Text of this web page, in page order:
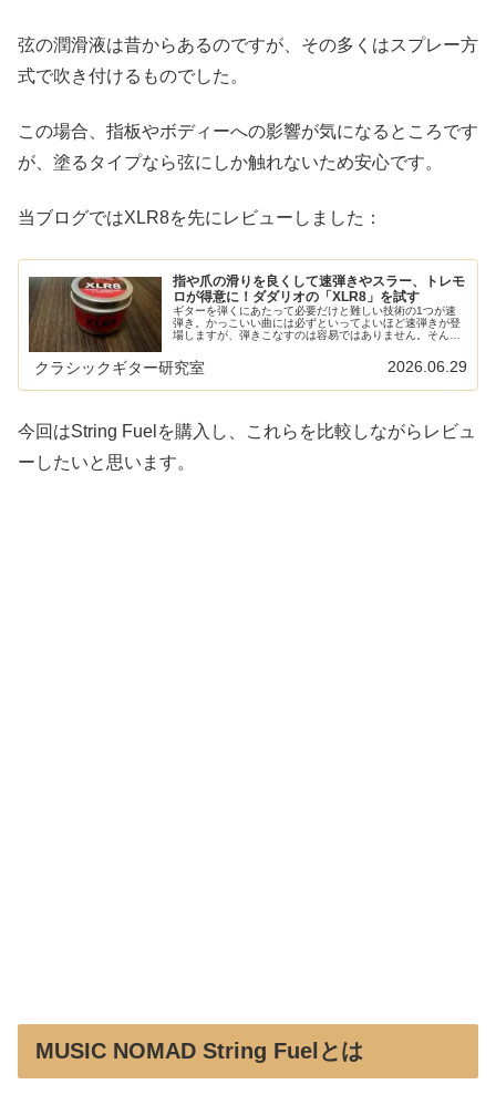
弦の潤滑液は昔からあるのですが、その多くはスプレー方
式で吹き付けるものでした。
この場合、指板やボディーへの影響が気になるところです
が、塗るタイプなら弦にしか触れないため安心です。
当ブログではXLR8を先にレビューしました：
指や爪の滑りを良くして速弾きやスラー、トレモ
ロが得意に！ダダリオの「XLR8」を試す
ギターを弾くにあたって必要だけと難しい技術の1つが速
弾き。かっこいい曲には必ずといってよいほど速弾きが登
場しますが、弾きこなすのは容易ではありません。そんな
「XLR8（PW-XLR8-01…
クラシックギター研究室 2026.06.29
今回はString Fuelを購入し、これらを比較しながらレビュ
ーしたいと思います。
MUSIC NOMAD String Fuelとは